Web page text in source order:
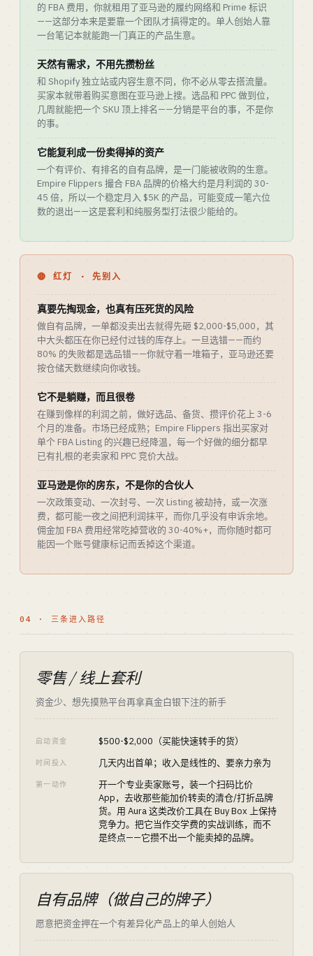
的 FBA 费用，你就租用了亚马逊的履约网络和 Prime 标识
——这部分本来是要靠一个团队才搞得定的。单人创始人靠
一台笔记本就能跑一门真正的产品生意。
天然有需求，不用先攒粉丝
和 Shopify 独立站或内容生意不同，你不必从零去搭流量。
买家本就带着购买意图在亚马逊上搜。选品和 PPC 做到位，
几周就能把一个 SKU 顶上排名——分销是平台的事，不是你
的事。
它能复利成一份卖得掉的资产
一个有评价、有排名的自有品牌，是一门能被收购的生意。
Empire Flippers 撮合 FBA 品牌的价格大约是月利润的 30-
45 倍，所以一个稳定月入 $5K 的产品，可能变成一笔六位
数的退出——这是套利和纯服务型打法很少能给的。
🔴 红灯 · 先别入
真要先掏现金，也真有压死货的风险
做自有品牌，一单都没卖出去就得先砸 $2,000-$5,000，其
中大头都压在你已经付过钱的库存上。一旦选错——而约
80% 的失败都是选品错——你就守着一堆箱子，亚马逊还要
按仓储天数继续向你收钱。
它不是躺赚，而且很卷
在赚到像样的利润之前，做好选品、备货、攒评价花上 3-6
个月的准备。市场已经成熟；Empire Flippers 指出买家对
单个 FBA Listing 的兴趣已经降温，每一个好做的细分都早
已有扎根的老卖家和 PPC 竞价大战。
亚马逊是你的房东，不是你的合伙人
一次政策变动、一次封号、一次 Listing 被劫持，或一次涨
费，都可能一夜之间把利润抹平，而你几乎没有申诉余地。
佣金加 FBA 费用经常吃掉营收的 30-40%+，而你随时都可
能因一个账号健康标记而丢掉这个渠道。
04 · 三条进入路径
零售 / 线上套利
资金少、想先摸熟平台再拿真金白银下注的新手
启动资金 $500-$2,000（买能快速转手的货）
时间投入 几天内出首单；收入是线性的、要亲力亲为
第一动作
开一个专业卖家账号，装一个扫码比价
App，去收那些能加价转卖的清仓/打折品牌
货。用 Aura 这类改价工具在 Buy Box 上保持
竞争力。把它当作交学费的实战训练，而不
是终点——它攒不出一个能卖掉的品牌。
自有品牌（做自己的牌子）
愿意把资金押在一个有差异化产品上的单人创始人